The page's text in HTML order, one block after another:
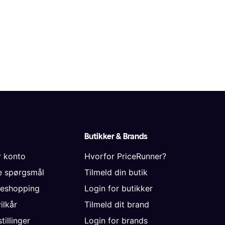
konto
spørgsmål
Butikker & Brands
Hvorfor PriceRunner?
Tilmeld din butik
Login for butikker
Tilmeld dit brand
Login for brands